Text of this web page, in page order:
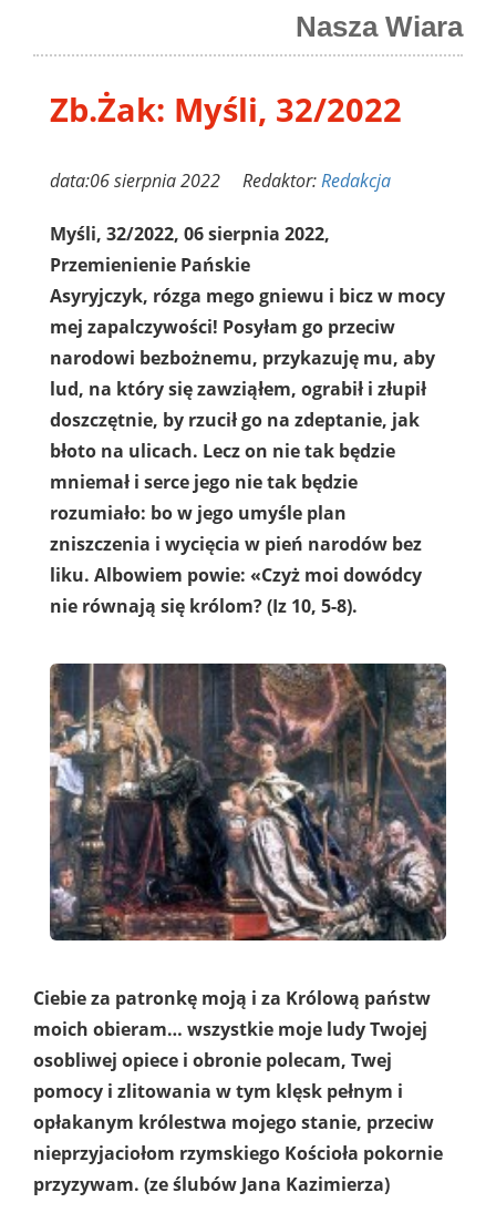
Nasza Wiara
Zb.Żak: Myśli, 32/2022
data:06 sierpnia 2022 Redaktor:Redakcja
Myśli, 32/2022, 06 sierpnia 2022,
Przemienienie Pańskie
Asyryjczyk, rózga mego gniewu i bicz w mocy
mej zapalczywości! Posyłam go przeciw
narodowi bezbożnemu, przykazuję mu, aby
lud, na który się zawziąłem, ograbił i złupił
doszczętnie, by rzucił go na zdeptanie, jak
błoto na ulicach. Lecz on nie tak będzie
mniemał i serce jego nie tak będzie
rozumiało: bo w jego umyśle plan
zniszczenia i wycięcia w pień narodów bez
liku. Albowiem powie: «Czyż moi dowódcy
nie równają się królom? (Iz 10, 5-8).
Ciebie za patronkę moją i za Królową państw
moich obieram… wszystkie moje ludy Twojej
osobliwej opiece i obronie polecam, Twej
pomocy i zlitowania w tym klęsk pełnym i
opłakanym królestwa mojego stanie, przeciw
nieprzyjaciołom rzymskiego Kościoła pokornie
przyzywam. (ze ślubów Jana Kazimierza)